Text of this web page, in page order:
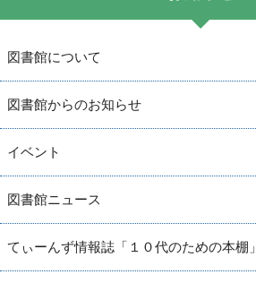
図書館について
図書館からのお知らせ
イベント
図書館ニュース
てぃーんず情報誌「１０代のための本棚」